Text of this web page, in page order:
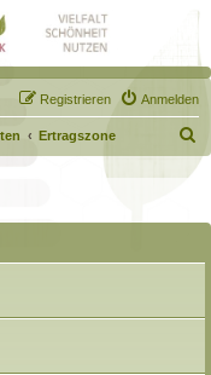
Anmelden
Registrieren
Ertragszone
u
h